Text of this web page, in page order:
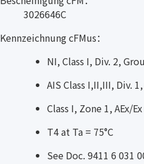
3026646C
Kennzeichnung cFMus：
NI, Class I, Div. 2,
AIS Class I,II,III, Div.
Class I, Zone 1, AEx/
T4 at Ta = 75°C
See Doc. 9411 6 031